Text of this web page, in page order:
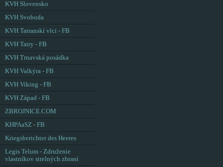
KVH Slovensko
KVH Svoboda
KVH Tatranskí vlci - FB
KVH Tatry - FB
KVH Trnavská posádka
KVH Valkýra - FB
KVH Viking - FB
KVH Západ - FB
ZBROJNICE.COM
KHPAaSZ - FB
Kriegsberichter des Heeres
Legis Telum - Združenie
vlastníkov strelných zbraní